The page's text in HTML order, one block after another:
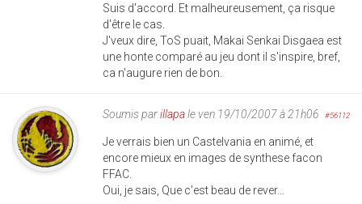
Suis d'accord. Et malheureusement, ça risque
d'être le cas.
J'veux dire, ToS puait, Makai Senkai Disgaea est
une honte comparé au jeu dont il s'inspire, bref,
ca n'augure rien de bon.
Soumis parillapale ven 19/10/2007 à 21h06 #56112
Je verrais bien un Castelvania en animé, et
encore mieux en images de synthese facon
FFAC.
Oui, je sais, Que c'est beau de rever...